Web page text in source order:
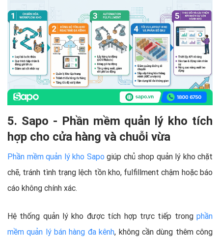
5. Sapo - Phần mềm quản lý kho tích
hợp cho cửa hàng và chuỗi vừa
Phần mềm quản lý kho Sapo giúp chủ shop quản lý kho chặt
chẽ, tránh tình trạng lệch tồn kho, fulfillment chậm hoặc báo
cáo không chính xác.
Hệ thống quản lý kho được tích hợp trực tiếp trong phần
mềm quản lý bán hàng đa kênh, không cần dùng thêm công